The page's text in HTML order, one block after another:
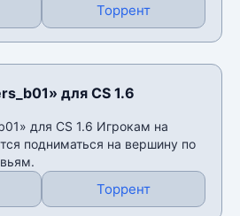
Торрент
для CS 1.6
для CS 1.6 Игрокам на
подниматься на вершину по
Торрент